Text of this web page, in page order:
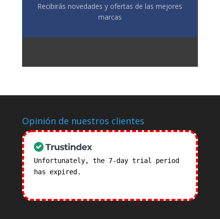
Recibirás novedades y ofertas de las mejores
marcas
Opinión de nuestros clientes
Unfortunately, the 7-day trial period
has expired.